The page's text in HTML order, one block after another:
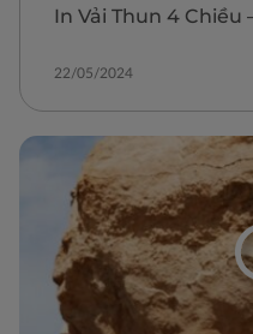
In Vải Thun 4 Chiều
22/05/2024